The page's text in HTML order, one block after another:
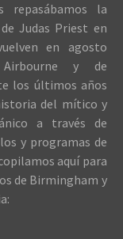
repasábamos la
Judas Priest en
en agosto
Airbourne y de
los últimos años
del mítico y
a través de
y programas de
aquí para
de Birmingham y